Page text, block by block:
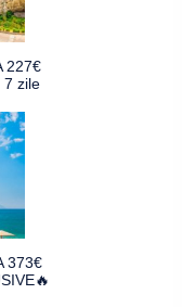
227€
7 zile
373€